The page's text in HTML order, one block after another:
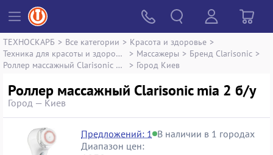
ТЕХНОСКАРБ > Все категории > Красота и здоровье >
Техника для красоты и здоровья
> Массажеры > Бренд Clarisonic >
Роллер массажный Clarisonic mia 2
> Город Киев
Роллер массажный Clarisonic mia 2 б/у
Город — Киев
Предложений: 1 В наличии в 1 городах
Диапазон цен: